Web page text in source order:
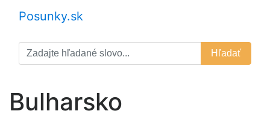
Posunky.sk
Hľadať
Bulharsko